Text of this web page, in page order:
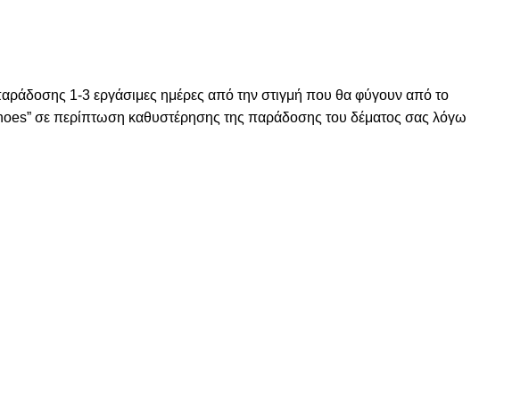
1-3 εργάσιμες ημέρες από την στιγμή που θα φύγουν από το
σε περίπτωση καθυστέρησης της παράδοσης του δέματος σας λόγω